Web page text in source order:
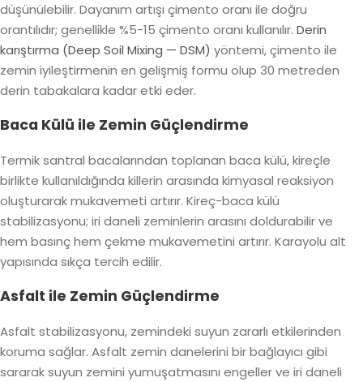
düşünülebilir. Dayanım artışı çimento oranı ile doğru
orantılıdır; genellikle %5-15 çimento oranı kullanılır. Derin
karıştırma (Deep Soil Mixing — DSM) yöntemi, çimento ile
zemin iyileştirmenin en gelişmiş formu olup 30 metreden
derin tabakalara kadar etki eder.
Baca Külü ile Zemin Güçlendirme
Termik santral bacalarından toplanan baca külü, kireçle
birlikte kullanıldığında killerin arasında kimyasal reaksiyon
oluşturarak mukavemeti artırır. Kireç-baca külü
stabilizasyonu; iri daneli zeminlerin arasını doldurabilir ve
hem basınç hem çekme mukavemetini artırır. Karayolu alt
yapısında sıkça tercih edilir.
Asfalt ile Zemin Güçlendirme
Asfalt stabilizasyonu, zemindeki suyun zararlı etkilerinden
koruma sağlar. Asfalt zemin danelerini bir bağlayıcı gibi
sararak suyun zemini yumuşatmasını engeller ve iri daneli